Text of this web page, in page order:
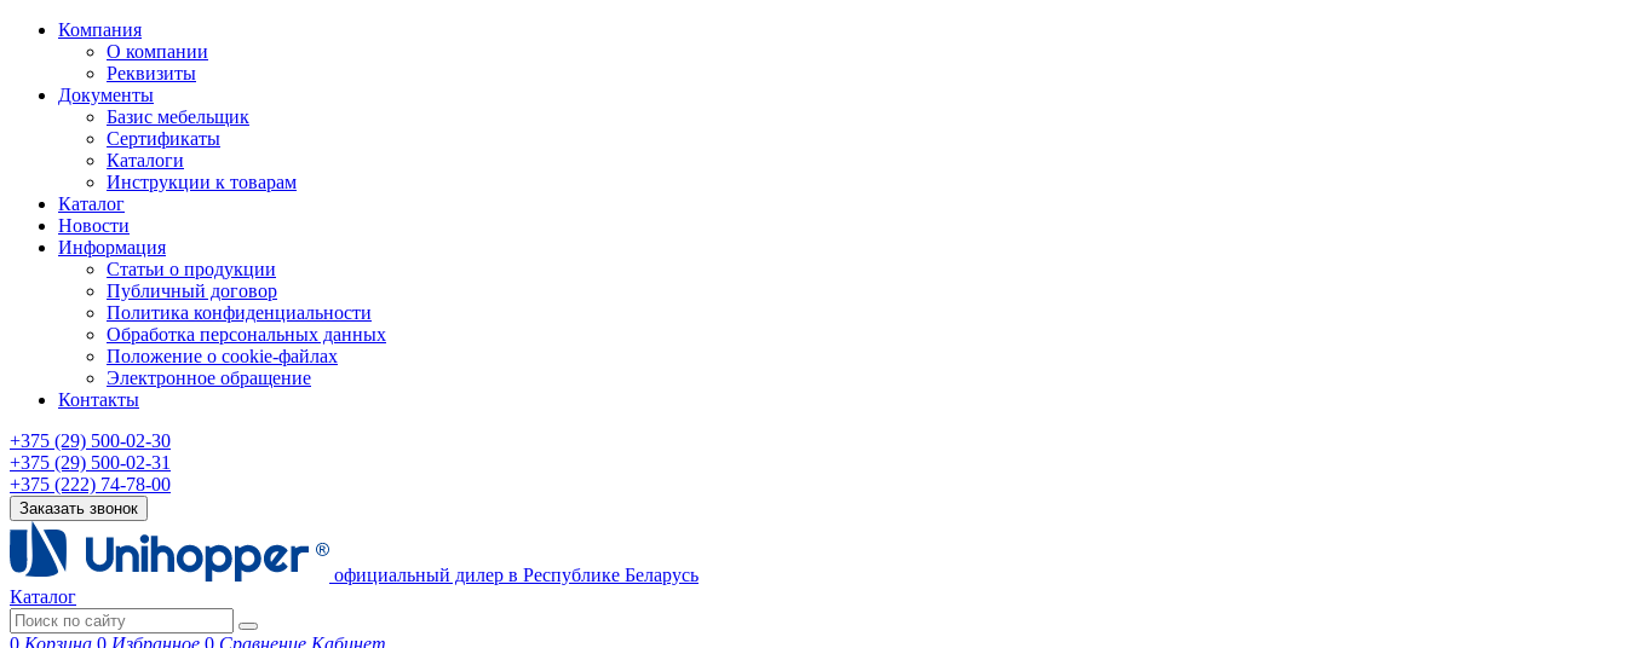
Компания
О компании
Реквизиты
Документы
Базис мебельщик
Сертификаты
Каталоги
Инструкции к товарам
Каталог
Новости
Информация
Статьи о продукции
Публичный договор
Политика конфиденциальности
Обработка персональных данных
Положение о cookie-файлах
Электронное обращение
Контакты
+375 (29) 500-02-30
+375 (29) 500-02-31
+375 (222) 74-78-00
Заказать звонок
официальный дилер в Республике Беларусь
Каталог
0 Корзина 0 Избранное 0 Сравнение Кабинет